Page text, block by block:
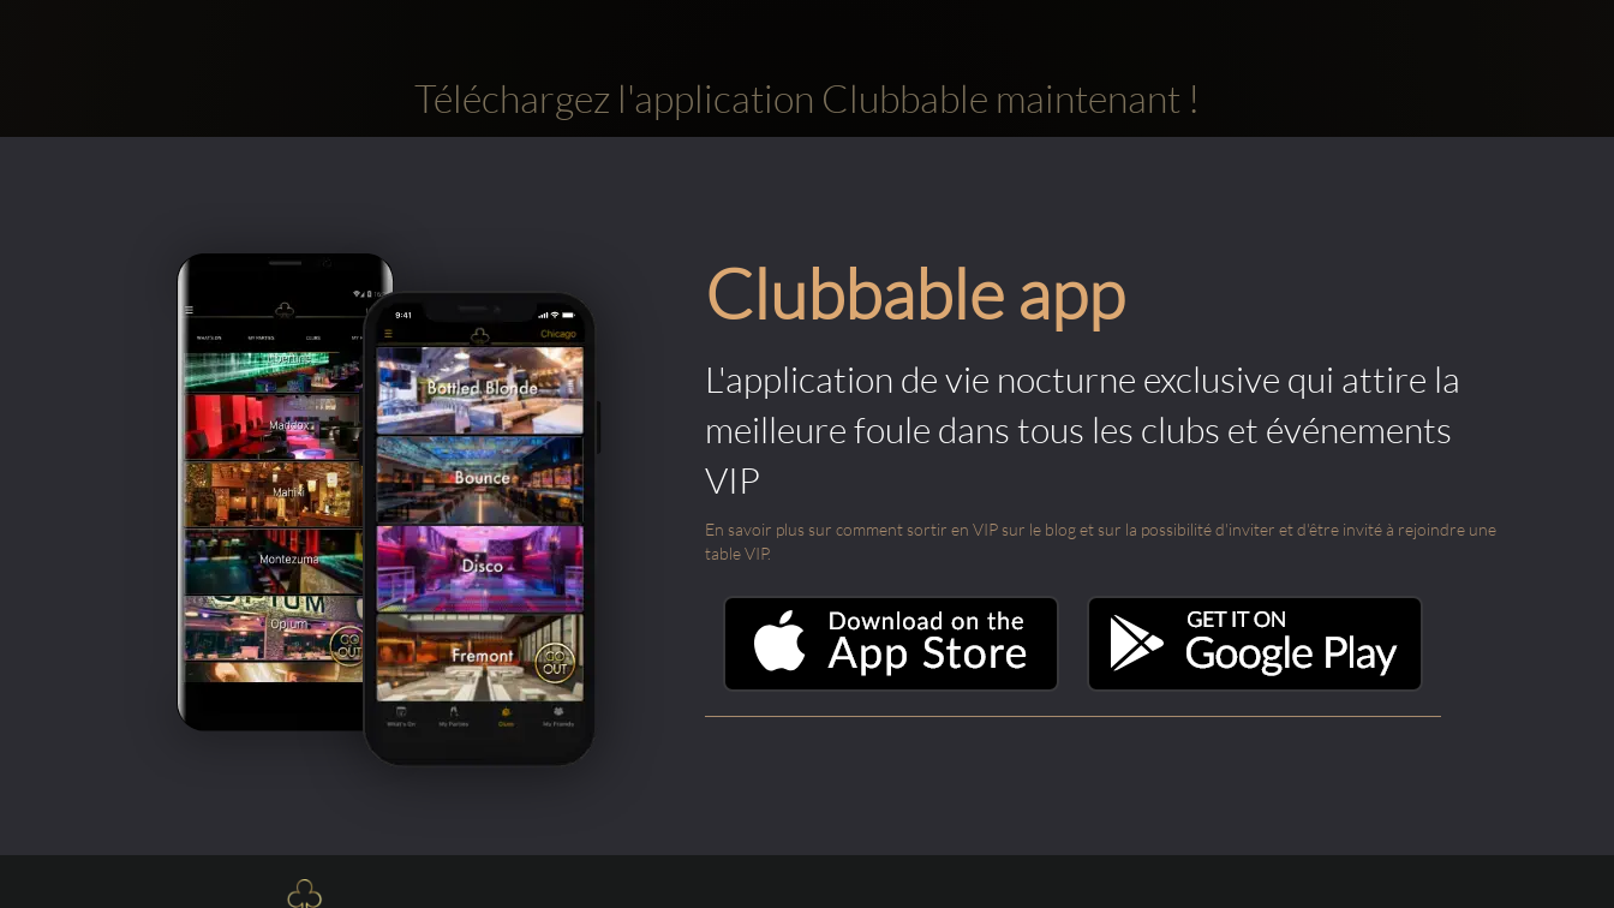
Téléchargez l'application Clubbable maintenant !
Clubbable app
L'application de vie nocturne exclusive qui attire la
meilleure foule dans tous les clubs et événements
VIP
En savoir plus sur comment sortir en VIP sur le blog et sur la possibilité d'inviter et d'être invité à rejoindre une
table VIP.